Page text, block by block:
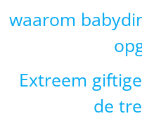
waarom
Extreem
de